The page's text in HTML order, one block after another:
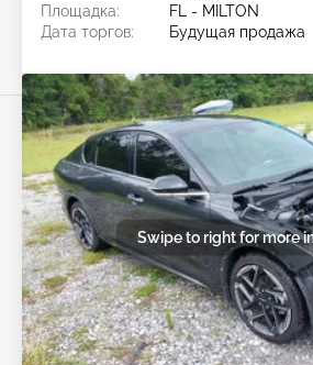
Площадка:
FL - MILTON
Дата торгов:
Будущая продажа
Swipe to right for more